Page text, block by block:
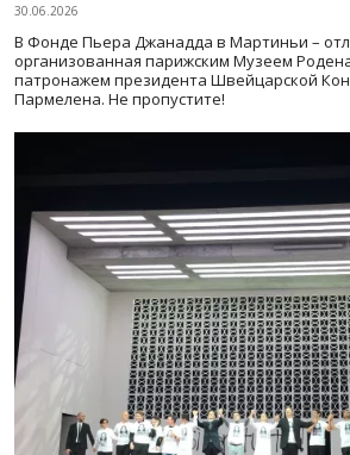
30.06.2026
В Фонде Пьера Джанадда в Мартиньи –
организованная парижским Музеем
патронажем президента Швейцарской
Пармелена. Не пропустите!